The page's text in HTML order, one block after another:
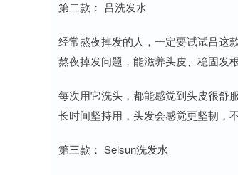
第二款： 吕洗发水
经常熬夜掉发的人，一定要试试吕这
熬夜掉发问题，能滋养头皮、稳固发
每次用它洗头，都能感觉到头皮很舒
长时间坚持用，头发会感觉更坚韧，
第三款： Selsun洗发水